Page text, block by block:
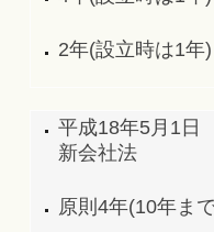
2年(設立時は1年)
平成18年5月1日
新会社法
原則4年(10年ま